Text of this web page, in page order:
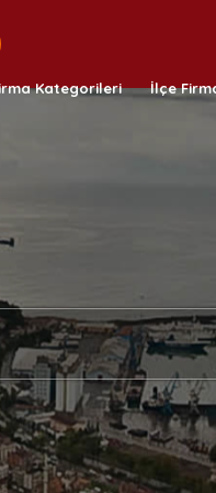
Kategorileri İlçe